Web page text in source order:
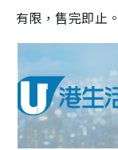
有限，售完即止。